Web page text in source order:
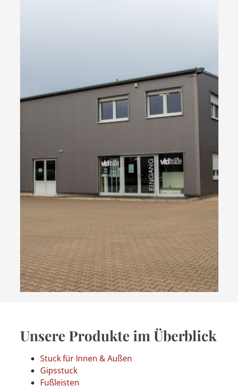
Vliestapete tapezieren
Unsere Produkte im Überblick
Stuck für Innen & Außen
Gipsstuck
Fußleisten